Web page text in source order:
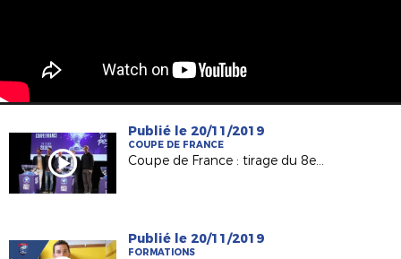
Publié le 20/11/2019
COUPE DE FRANCE
Coupe de France : tirage du 8e tour en direct !
Publié le 20/11/2019
FORMATIONS